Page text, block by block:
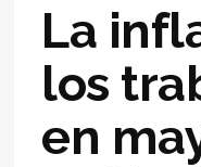
La
los
en